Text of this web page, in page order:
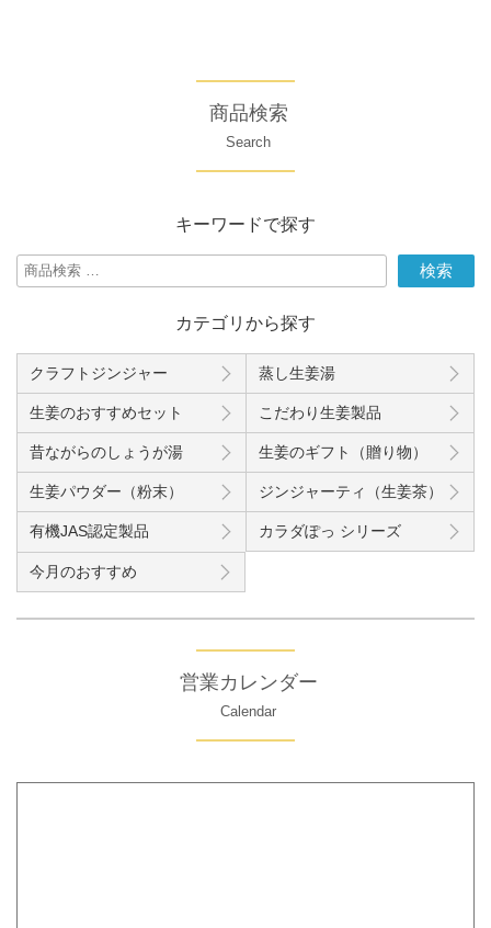
商品検索
Search
キーワードで探す
検
索
検索
カテゴリから探す
クラフトジンジャー 蒸し生姜湯
生姜のおすすめセット こだわり生姜製品
昔ながらのしょうが湯 生姜のギフト（贈り物）
生姜パウダー（粉末） ジンジャーティ（生姜茶）
有機JAS認定製品 カラダぽっ シリーズ
今月のおすすめ
営業カレンダー
Calendar